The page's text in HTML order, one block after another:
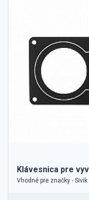
Klávesnica pre
Vhodné pre značky - Sivik